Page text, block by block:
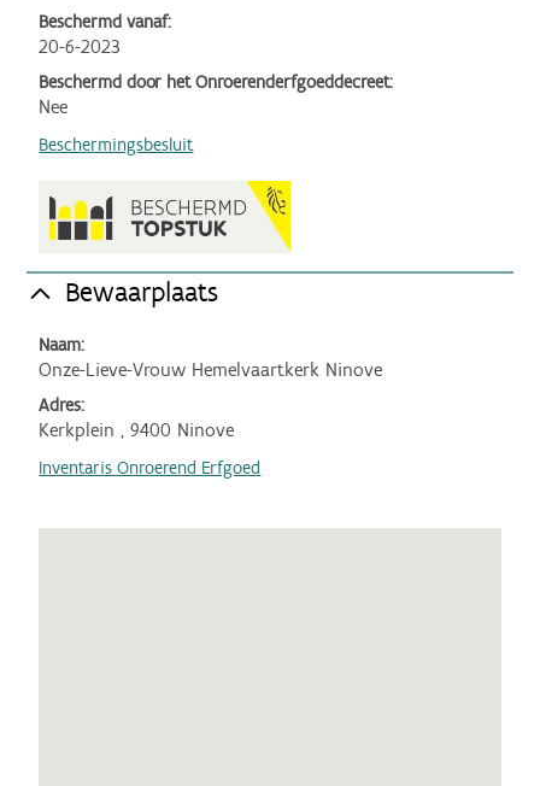
Beschermd vanaf:
20-6-2023
Beschermd door het Onroerenderfgoeddecreet:
Nee
Beschermingsbesluit
Bewaarplaats
Naam:
Onze-Lieve-Vrouw Hemelvaartkerk Ninove
Adres:
Kerkplein , 9400 Ninove
Inventaris Onroerend Erfgoed